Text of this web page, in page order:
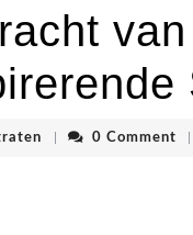
cdenvhoogstraten
0 Comment